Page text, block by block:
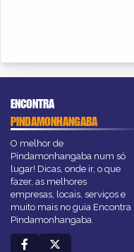
ENCONTRA
PINDAMONHANGABA
O melhor de
Pindamonhangaba num só
lugar! Dicas, onde ir, o que
fazer, as melhores
empresas, locais, serviços e
muito mais no guia Encontra
Pindamonhangaba.